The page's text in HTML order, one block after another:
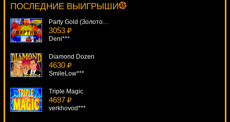
ПОСЛЕДНИЕ ВЫИГРЫШИ
turen***
Party Gold (Золото Партии)
3053 ₽
Deni***
Diamond Dozen
4630 ₽
SmileLow***
Triple Magic
4697 ₽
verkhovod***